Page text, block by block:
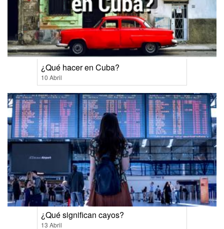
¿Qué hacer en Cuba?
10 Abril
¿Qué significan cayos?
13 Abril